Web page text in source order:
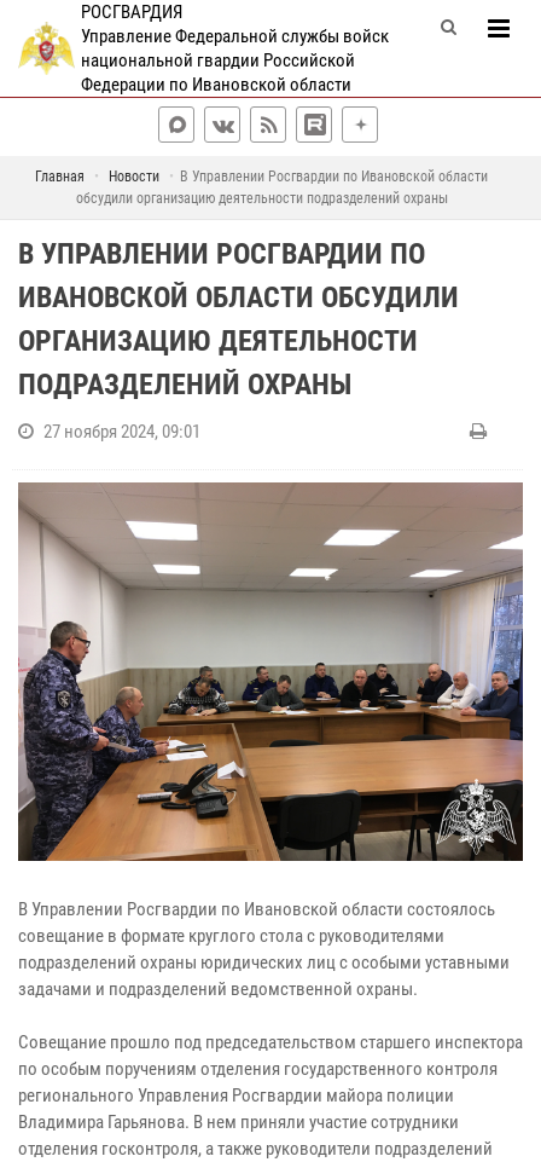
РОСГВАРДИЯ
Управление Федеральной службы войск
национальной гвардии Российской
Федерации по Ивановской области
Главная Новости
В Управлении Росгвардии по Ивановской области
обсудили организацию деятельности подразделений охраны
В УПРАВЛЕНИИ РОСГВАРДИИ ПО
ИВАНОВСКОЙ ОБЛАСТИ ОБСУДИЛИ
ОРГАНИЗАЦИЮ ДЕЯТЕЛЬНОСТИ
ПОДРАЗДЕЛЕНИЙ ОХРАНЫ
27 ноября 2024, 09:01
В Управлении Росгвардии по Ивановской области состоялось
совещание в формате круглого стола с руководителями
подразделений охраны юридических лиц с особыми уставными
задачами и подразделений ведомственной охраны.
Совещание прошло под председательством старшего инспектора
по особым поручениям отделения государственного контроля
регионального Управления Росгвардии майора полиции
Владимира Гарьянова. В нем приняли участие сотрудники
отделения госконтроля, а также руководители подразделений